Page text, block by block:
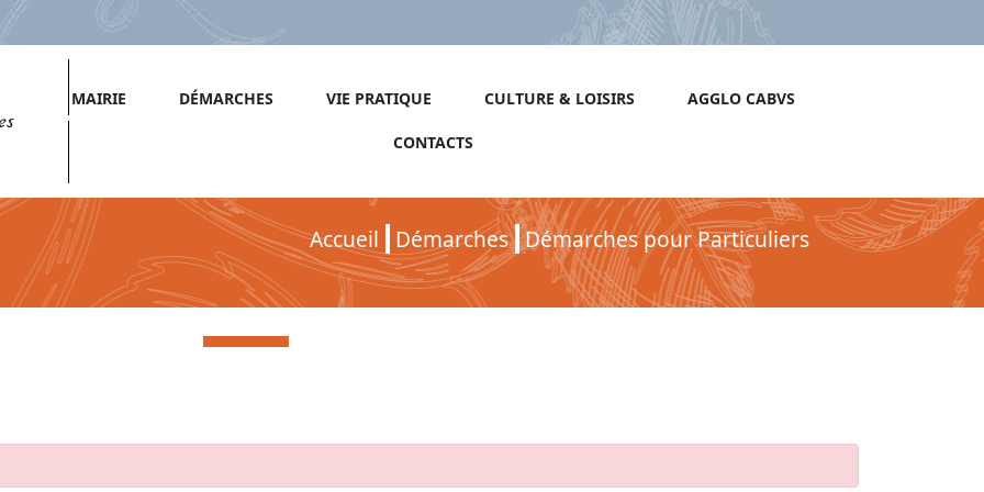
MAIRIE DÉMARCHES VIE PRATIQUE CULTURE & LOISIRS AGGLO CABVS
CONTACTS
Accueil Démarches Démarches pour Particuliers
Démarches pour Particuliers